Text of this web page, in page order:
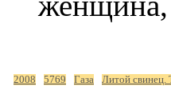
2008 5769 Газа Литой свинец.